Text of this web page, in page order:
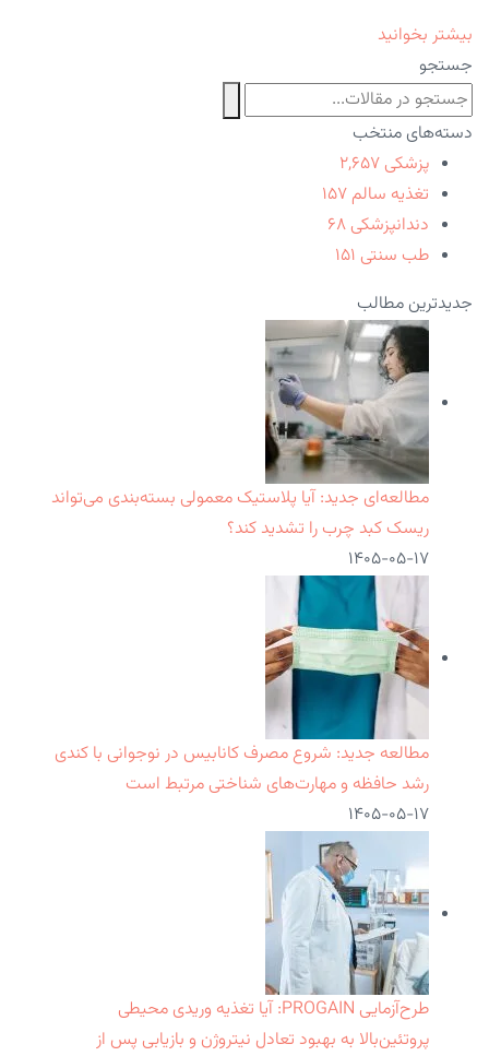
بیشتر بخوانید
جستجو
دسته‌های منتخب
پزشکی ۲,۶۵۷
تغذیه سالم ۱۵۷
دندانپزشکی ۶۸
طب سنتی ۱۵۱
جدیدترین مطالب
مطالعه‌ای جدید: آیا پلاستیک معمولی بسته‌بندی می‌تواند
ریسک کبد چرب را تشدید کند؟
۱۴۰۵-۰۵-۱۷
مطالعه جدید: شروع مصرف کانابیس در نوجوانی با کندی
رشد حافظه و مهارت‌های شناختی مرتبط است
۱۴۰۵-۰۵-۱۷
طرح‌آزمایی PROGAIN: آیا تغذیه وریدی محیطی
پروتئین‌بالا به بهبود تعادل نیتروژن و بازیابی پس از